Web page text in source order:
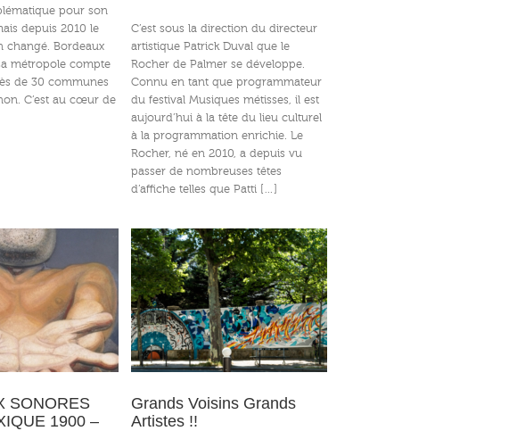
pour son
depuis 2010 le
changé. Bordeaux
métropole compte
de 30 communes
C’est au cœur de
C’est sous la direction du directeur
artistique Patrick Duval que le
Rocher de Palmer se développe.
Connu en tant que programmateur
du festival Musiques métisses, il est
aujourd’hui à la tête du lieu culturel
à la programmation enrichie. Le
Rocher, né en 2010, a depuis vu
passer de nombreuses têtes
d’affiche telles que Patti […]
SONORES
1900 –
Grands Artistes !!
Grands Voisins Grands
Artistes !!